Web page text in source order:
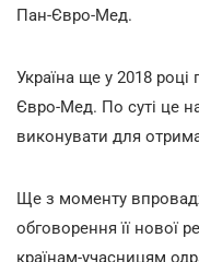
Пан-Євро-Мед.
Україна ще у 2018
Євро-Мед. По суті це
виконувати для
Ще з моменту
обговорення її нової
країнам-учасницям